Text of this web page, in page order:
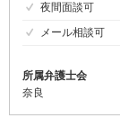
夜間面談可
メール相談可
所属弁護士会
奈良